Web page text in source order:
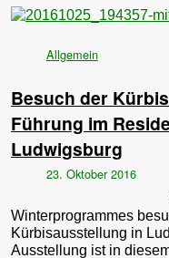
Allgemein
Besuch der
Führung im
Ludwigsburg
23. Oktober 2016
Winterprogrammes
Kürbisausstellung in
Ausstellung ist in